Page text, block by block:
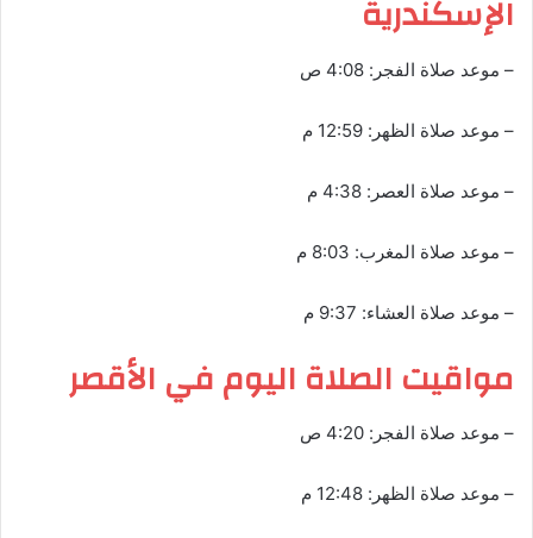
الإسكندرية
– موعد صلاة الفجر: 4:08 ص
– موعد صلاة الظهر: 12:59 م
– موعد صلاة العصر: 4:38 م
– موعد صلاة المغرب: 8:03 م
– موعد صلاة العشاء: 9:37 م
مواقيت الصلاة اليوم في الأقصر
– موعد صلاة الفجر: 4:20 ص
– موعد صلاة الظهر: 12:48 م